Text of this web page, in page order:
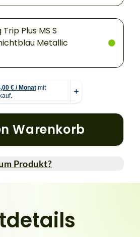
Plus MS S
Metallic
Warenkorb
Produkt?